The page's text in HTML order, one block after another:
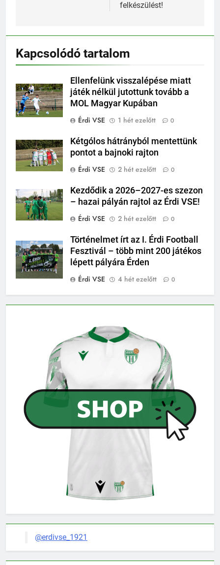
felkészülést!
Kapcsolódó tartalom
Ellenfelünk visszalépése miatt
játék nélkül jutottunk tovább a
MOL Magyar Kupában
Érdi VSE
1 hét ezelőtt 0
Kétgólos hátrányból mentettünk
pontot a bajnoki rajton
Érdi VSE
2 hét ezelőtt 0
Kezdődik a 2026–2027-es szezon
– hazai pályán rajtol az Érdi VSE!
Érdi VSE
2 hét ezelőtt 0
Történelmet írt az I. Érdi Football
Fesztivál – több mint 200 játékos
lépett pályára Érden
Érdi VSE
4 hét ezelőtt 0
@erdivse_1921